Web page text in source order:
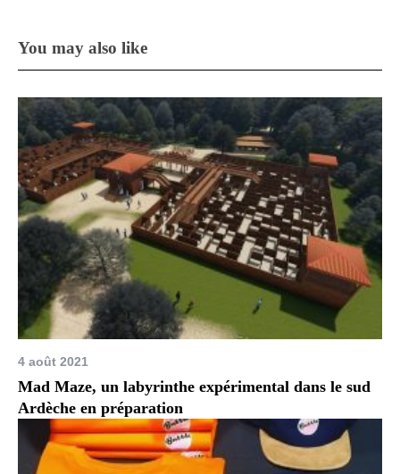
You may also like
4 août 2021
Mad Maze, un labyrinthe expérimental dans le sud
Ardèche en préparation